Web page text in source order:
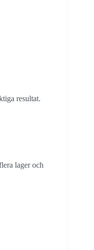
resultat.
lager och